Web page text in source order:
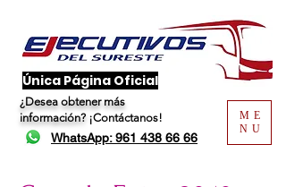
​Única Página Oficial
¿Desea obtener más
información? ¡Contáctanos!
WhatsApp: 961 438 66 66
ME
NU